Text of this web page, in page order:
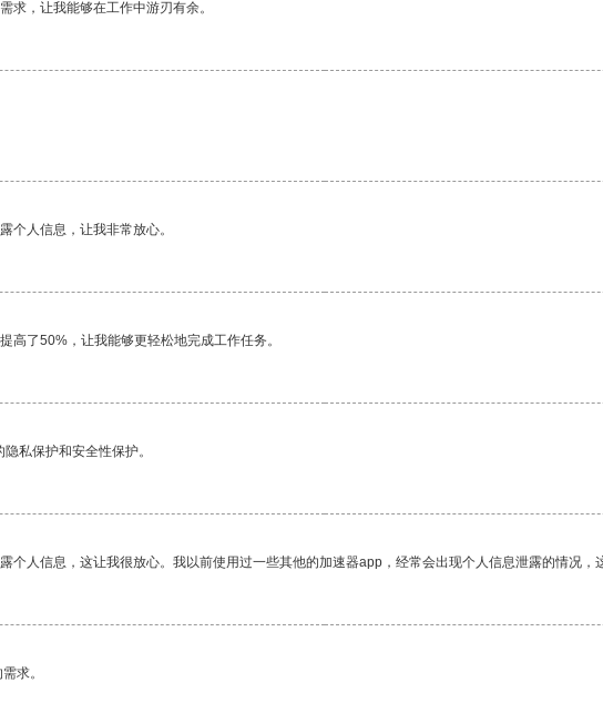
求，让我能够在工作中游刃有余。
个人信息，让我非常放心。
高了50%，让我能够更轻松地完成工作任务。
私保护和安全性保护。
个人信息，这让我很放心。我以前使用过一些其他的加速器app，经常会出现个人信息泄露的情况，
求。